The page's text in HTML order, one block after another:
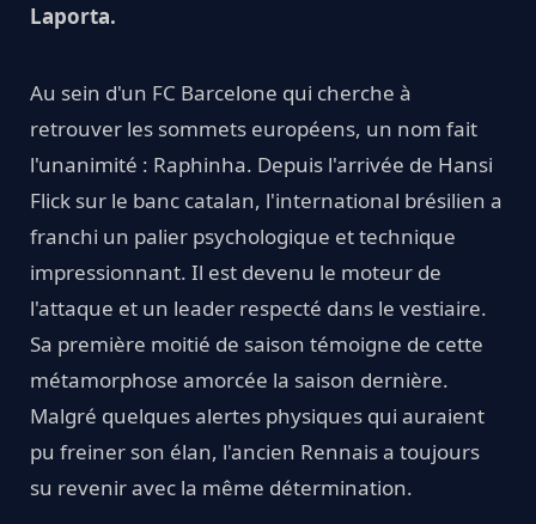
Laporta.
Au sein d'un FC Barcelone qui cherche à
retrouver les sommets européens, un nom fait
l'unanimité : Raphinha. Depuis l'arrivée de Hansi
Flick sur le banc catalan, l'international brésilien a
franchi un palier psychologique et technique
impressionnant. Il est devenu le moteur de
l'attaque et un leader respecté dans le vestiaire.
Sa première moitié de saison témoigne de cette
métamorphose amorcée la saison dernière.
Malgré quelques alertes physiques qui auraient
pu freiner son élan, l'ancien Rennais a toujours
su revenir avec la même détermination.